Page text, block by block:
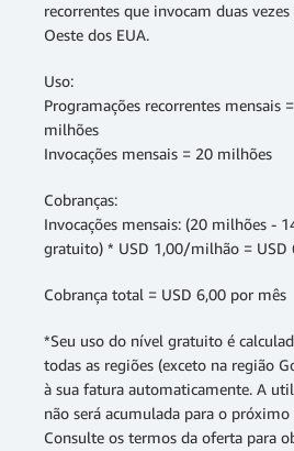
recorrentes que invocam duas
Oeste dos EUA.
Uso:
Programações recorrentes mensais
milhões
Invocações mensais = 20 milhões
Cobranças:
Invocações mensais: (20 milhões -
gratuito) * USD 1,00/milhão = USD
Cobrança total = USD 6,00 por mês
*Seu uso do nível gratuito é
todas as regiões (exceto na região
à sua fatura automaticamente. A
não será acumulada para o próximo
Consulte os termos da oferta para